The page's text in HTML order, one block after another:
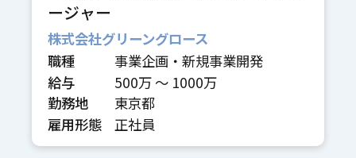
ージャー
株式会社グリーングロース
職種
事業企画・新規事業開発
給与
500万 〜 1000万
勤務地
東京都
雇用形態
正社員